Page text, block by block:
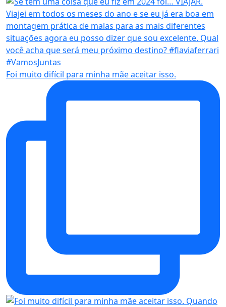
Foi muito difícil para minha mãe aceitar isso.